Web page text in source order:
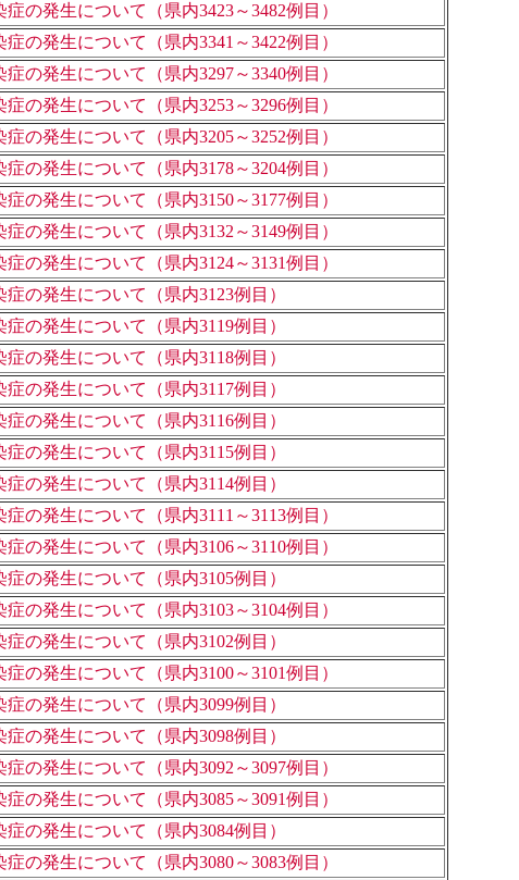
の発生について（県内3423～3482例目）
の発生について（県内3341～3422例目）
の発生について（県内3297～3340例目）
の発生について（県内3253～3296例目）
の発生について（県内3205～3252例目）
の発生について（県内3178～3204例目）
の発生について（県内3150～3177例目）
の発生について（県内3132～3149例目）
の発生について（県内3124～3131例目）
の発生について（県内3123例目）
の発生について（県内3119例目）
の発生について（県内3118例目）
の発生について（県内3117例目）
の発生について（県内3116例目）
の発生について（県内3115例目）
の発生について（県内3114例目）
の発生について（県内3111～3113例目）
の発生について（県内3106～3110例目）
の発生について（県内3105例目）
の発生について（県内3103～3104例目）
の発生について（県内3102例目）
の発生について（県内3100～3101例目）
の発生について（県内3099例目）
の発生について（県内3098例目）
の発生について（県内3092～3097例目）
の発生について（県内3085～3091例目）
の発生について（県内3084例目）
の発生について（県内3080～3083例目）